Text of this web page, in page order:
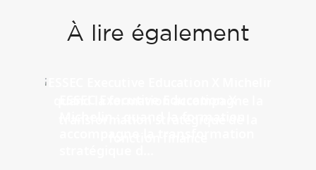
À lire également